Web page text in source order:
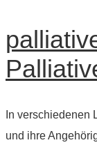
In verschiedenen
und ihre